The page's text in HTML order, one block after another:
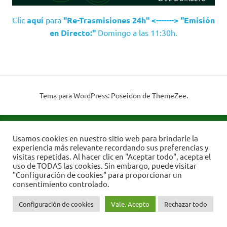
Clic aquí para "Re-Trasmisiones 24h" <-------> "Emisión
en Directo:" Domingo a las 11:30h.
Tema para WordPress: Poseidon de ThemeZee.
Usamos cookies en nuestro sitio web para brindarle la
experiencia más relevante recordando sus preferencias y
visitas repetidas. Al hacer clic en "Aceptar todo", acepta el
uso de TODAS las cookies. Sin embargo, puede visitar
"Configuración de cookies" para proporcionar un
consentimiento controlado.
Configuración de cookies Vale. Acepto Rechazar todo